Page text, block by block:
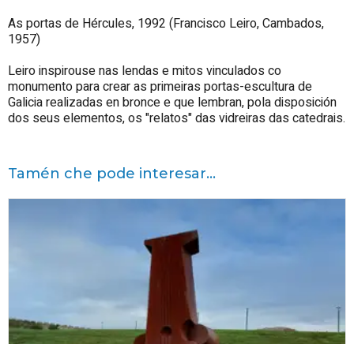
As portas de Hércules, 1992 (Francisco Leiro, Cambados,
1957)
Leiro inspirouse nas lendas e mitos vinculados co
monumento para crear as primeiras portas-escultura de
Galicia realizadas en bronce e que lembran, pola disposición
dos seus elementos, os "relatos" das vidreiras das catedrais.
Tamén che pode interesar...